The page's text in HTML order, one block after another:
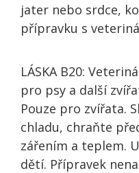
jater nebo srdce,
přípravku s
LÁSKA B20:
pro psy a další
Pouze pro zvířata.
chladu, chraňte
zářením a teplem.
dětí. Přípravek